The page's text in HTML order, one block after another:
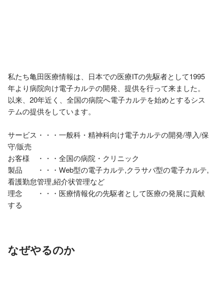
私たち亀田医療情報は、日本での医療ITの先駆者として1995
年より病院向け電子カルテの開発、提供を行って来ました。
以来、20年近く、全国の病院へ電子カルテを始めとするシス
テムの提供をしています。
サービス・・・一般科・精神科向け電子カルテの開発/導入/保
守/販売
お客様　・・・全国の病院・クリニック
製品　　・・・Web型の電子カルテ,クラサバ型の電子カルテ,
看護勤怠管理,紹介状管理など
理念　　・・・医療情報化の先駆者として医療の発展に貢献
なぜやるのか